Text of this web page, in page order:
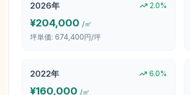
2026年 2.0%
¥204,000 /㎡
坪単価: 674,400円/坪
2022年 6.0%
¥160,000 /㎡